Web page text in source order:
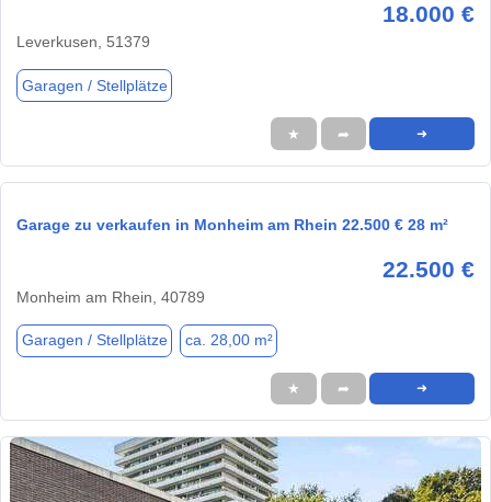
18.000 €
Leverkusen, 51379
Garagen / Stellplätze
★ ➦ ➜
Garage zu verkaufen in Monheim am Rhein 22.500 € 28 m²
22.500 €
Monheim am Rhein, 40789
Garagen / Stellplätze ca. 28,00 m²
★ ➦ ➜